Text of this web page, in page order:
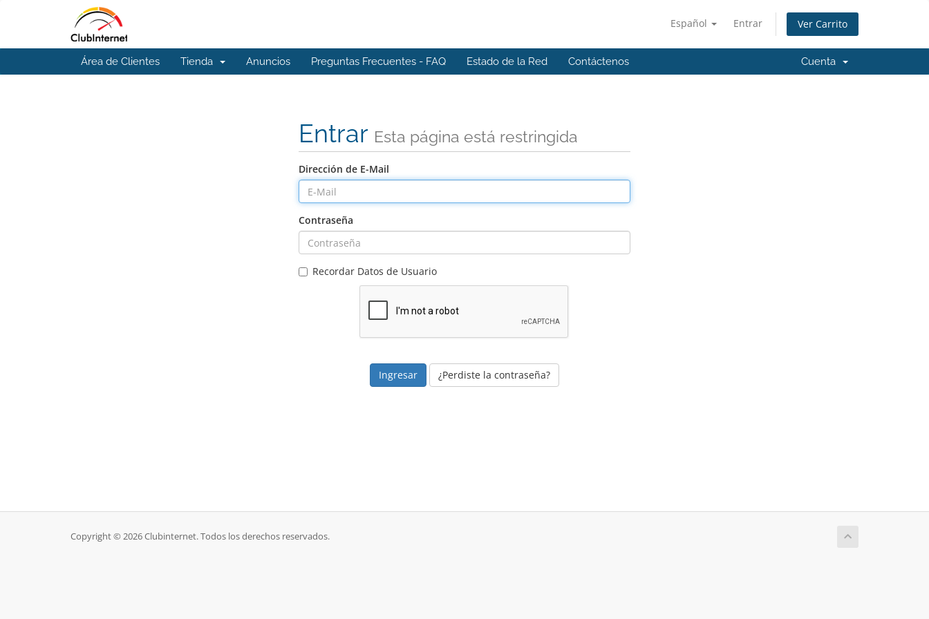
Español Entrar Ver Carrito
Área de Clientes Tienda Anuncios Preguntas Frecuentes - FAQ Estado de la Red Contáctenos Cuenta
Entrar Esta página está restringida
Dirección de E-Mail
Contraseña
Recordar Datos de Usuario
¿Perdiste la contraseña?
Copyright © 2026 Clubinternet. Todos los derechos reservados.